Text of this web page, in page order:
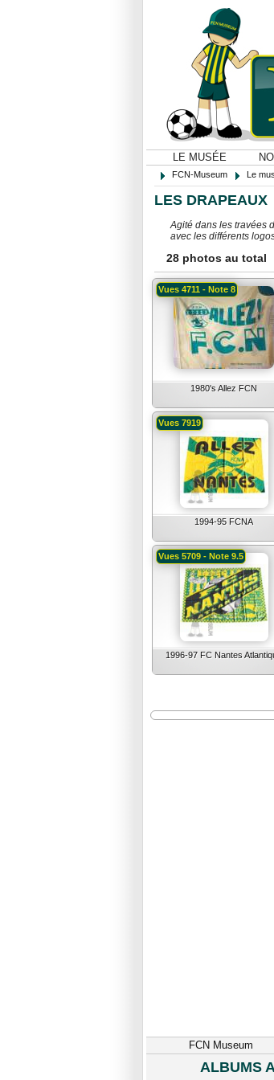
LE MUSÉE
FCN-Museum Le
LES DRAPEAUX
Agité dans les travées
avec les différents
28 photos au total
1980's Allez FCN
Vues 4711 - Note 8
1994-95 FCNA
Vues 7919
1996-97 FC Nantes
Vues 5709 - Note 9.5
FCN Museum
ALBUMS